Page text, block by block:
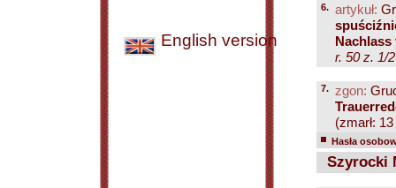
English version
6. artykuł:
Nachlass
r. 50 z. 1/
7. zgon:
(zmarł:
Hasła
Szyrocki